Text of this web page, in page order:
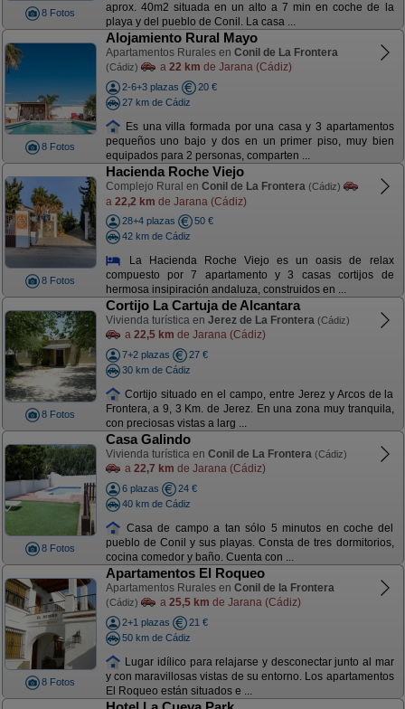
8 Fotos
aprox. 40m2 situada en un alto a 7 min en coche de la
playa y del pueblo de Conil. La casa ...
8 Fotos
Alojamiento Rural Mayo
Apartamentos Rurales en Conil de La Frontera
(Cádiz) a 22 km de Jarana (Cádiz)
2-6+3 plazas
20 €
27 km de Cádiz
Es una villa formada por una casa y 3 apartamentos
pequeños uno bajo y dos en un primer piso, muy bien
equipados para 2 personas, comparten ...
8 Fotos
Hacienda Roche Viejo
Complejo Rural en Conil de La Frontera (Cádiz)
a 22,2 km de Jarana (Cádiz)
28+4 plazas
50 €
42 km de Cádiz
La Hacienda Roche Viejo es un oasis de relax
compuesto por 7 apartamento y 3 casas cortijos de
hermosa insipiración andaluza, construidos en ...
8 Fotos
Cortijo La Cartuja de Alcantara
Vivienda turística en Jerez de La Frontera (Cádiz)
a 22,5 km de Jarana (Cádiz)
7+2 plazas
27 €
30 km de Cádiz
Cortijo situado en el campo, entre Jerez y Arcos de la
Frontera, a 9, 3 Km. de Jerez. En una zona muy tranquila,
con preciosas vistas a larg ...
8 Fotos
Casa Galindo
Vivienda turística en Conil de La Frontera (Cádiz)
a 22,7 km de Jarana (Cádiz)
6 plazas
24 €
40 km de Cádiz
Casa de campo a tan sólo 5 minutos en coche del
pueblo de Conil y sus playas. Consta de tres dormitorios,
cocina comedor y baño. Cuenta con ...
8 Fotos
Apartamentos El Roqueo
Apartamentos Rurales en Conil de la Frontera
(Cádiz) a 25,5 km de Jarana (Cádiz)
2+1 plazas
21 €
50 km de Cádiz
Lugar idílico para relajarse y desconectar junto al mar
y con maravillosas vistas de su entorno. Los apartamentos
El Roqueo están situados e ...